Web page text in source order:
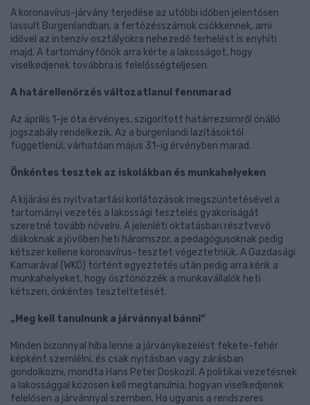
A koronavírus-járvány terjedése az utóbbi időben jelentősen
lassult Burgenlandban. a fertőzésszámok csökkennek, ami
idővel az intenzív osztályokra nehezedő terhelést is enyhíti
majd. A tartományfőnök arra kérte a lakosságot, hogy
viselkedjenek továbbra is felelősségteljesen.
A határellenőrzés változatlanul fennmarad
Az április 1-je óta érvényes, szigorított határrezsimről önálló
jogszabály rendelkezik. Az a burgenlandi lazításoktól
függetlenül, várhatóan május 31-ig érvényben marad.
Önkéntes tesztek az iskolákban és munkahelyeken
A kijárási és nyitvatartási korlátozások megszüntetésével a
tartományi vezetés a lakossági tesztelés gyakoriságát
szeretné tovább növelni. A jelenléti oktatásban résztvevő
diákoknak a jövőben heti háromszor, a pedagógusoknak pedig
kétszer kellene koronavírus-tesztet végeztetniük. A Gazdasági
Kamarával (WKÖ) történt egyeztetés után pedig arra kérik a
munkahelyeket, hogy ösztönözzék a munkavállalók heti
kétszeri, önkéntes teszteltetését.
„Meg kell tanulnunk a járvánnyal bánni“
Minden bizonnyal hiba lenne a járványkezelést fekete-fehér
képként szemlélni, és csak nyitásban vagy zárásban
gondolkozni, mondta Hans Peter Doskozil. A politikai vezetésnek
a lakossággal közösen kell megtanulnia, hogyan viselkedjenek
felelősen a járvánnyal szemben. Ha ugyanis a rendszeres